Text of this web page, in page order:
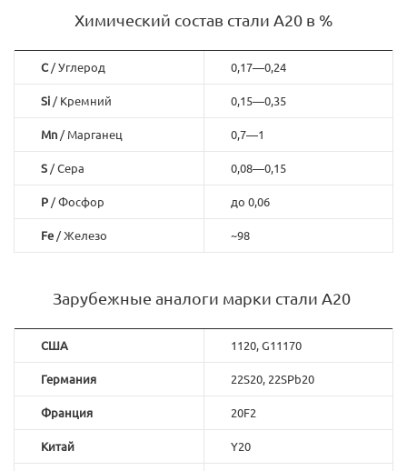
Химический состав стали А20 в %
C/ Углерод 0,17—0,24
Si / Кремний 0,15—0,35
Mn / Марганец 0,7—1
S / Сера 0,08—0,15
P / Фосфор до 0,06
Fe / Железо ~98
Зарубежные аналоги марки стали А20
США 1120, G11170
Германия 22S20, 22SPb20
Франция 20F2
Китай Y20